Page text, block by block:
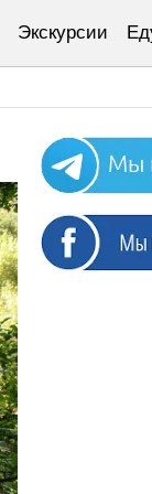
Экскурсии